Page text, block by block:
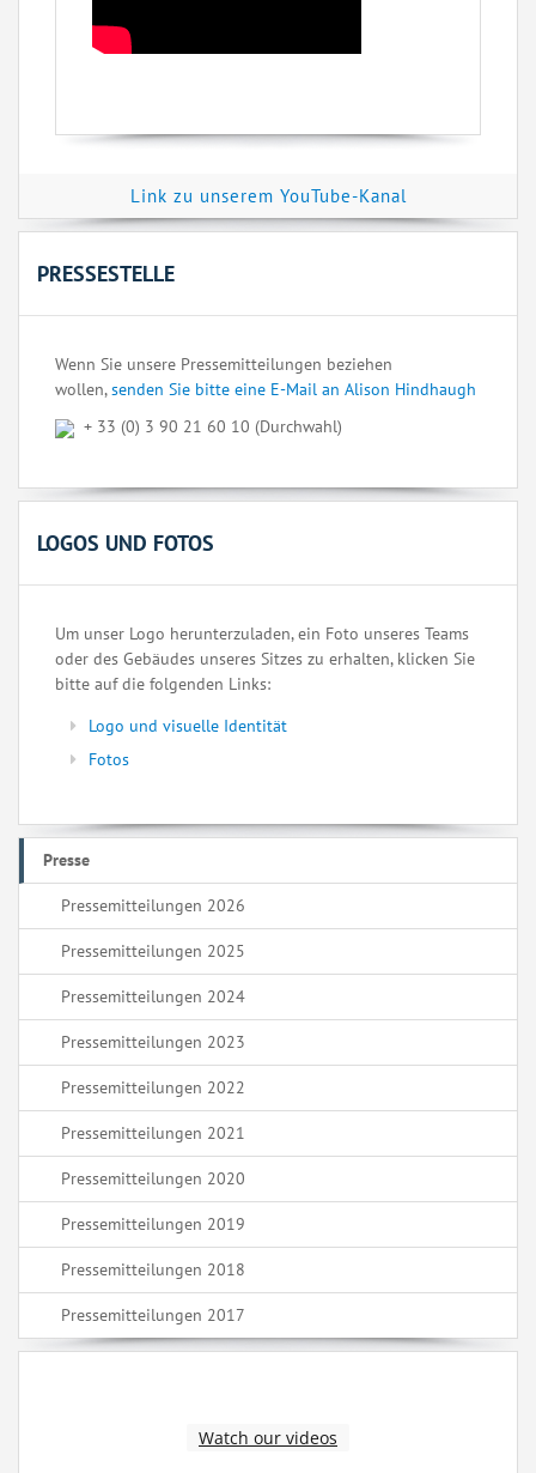
Link zu unserem YouTube-Kanal
PRESSESTELLE
Wenn Sie unsere Pressemitteilungen beziehen
wollen,senden Sie bitte eine E-Mail an Alison Hindhaugh
+ 33 (0) 3 90 21 60 10 (Durchwahl)
LOGOS UND FOTOS
Um unser Logo herunterzuladen, ein Foto unseres Teams
oder des Gebäudes unseres Sitzes zu erhalten, klicken Sie
bitte auf die folgenden Links:
Logo und visuelle Identität
Fotos
Presse
Pressemitteilungen 2026
Pressemitteilungen 2025
Pressemitteilungen 2024
Pressemitteilungen 2023
Pressemitteilungen 2022
Pressemitteilungen 2021
Pressemitteilungen 2020
Pressemitteilungen 2019
Pressemitteilungen 2018
Pressemitteilungen 2017
Watch our videos